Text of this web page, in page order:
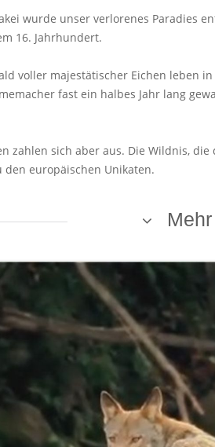
wurde unser verlorenes Paradies
16. Jahrhundert.
voller majestätischer Eichen leben
fast ein halbes Jahr lang
zahlen sich aber aus. Die Wildnis,
europäischen Unikaten.
Mehr